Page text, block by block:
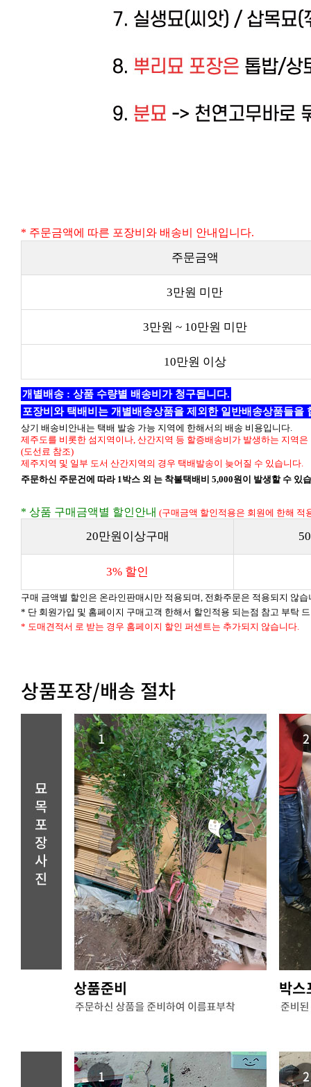
* 주문금액에 따른 포장비와 배송비 안내입니다.
주문금액
3만원 미만
3만원 ~ 10만원 미만
10만원 이상
개별배송 : 상품 수량별 배송비가 청구됩니다.
포장비와 택배비는 개별배송상품을 제외한 일반배송상품들을
상기 배송비안내는 택배 발송 가능 지역에 한해서의 배송 비용입니다.
제주도를 비롯한 섬지역이나, 산간지역 등 할증배송비가 발생하는 지역
(도선료 참조)
제주지역 및 일부 도서 산간지역의 경우 택배발송이 늦어질 수 있습니다.
주문하신 주문건에 따라 1박스 외 는 착불택배비 5,000원이 발생할 수 있
* 상품 구매금액별 할인안내 (구매금액 할인적용은 회원에 한해 적
20만원이상구매
3% 할인
구매 금액별 할인은 온라인판매시만 적용되며, 전화주문은 적용되지 않습
* 단 회원가입 및 홈페이지 구매고객 한해서 할인적용 되는점 참고 부탁
* 도매견적서 로 받는 경우 홈페이지 할인 퍼센트는 추가되지 않습니다.